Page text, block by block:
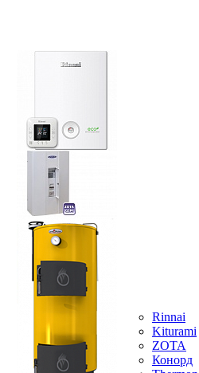
Rinnai
Kiturami
ZOTA
Конорд